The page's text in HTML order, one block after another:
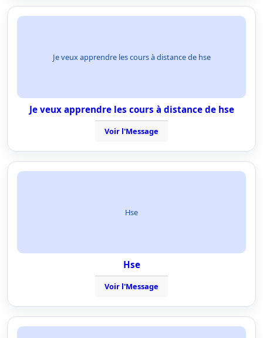
Je veux apprendre les cours à distance de hse
Je veux apprendre les cours à distance de hse
Voir l'Message
Hse
Hse
Voir l'Message